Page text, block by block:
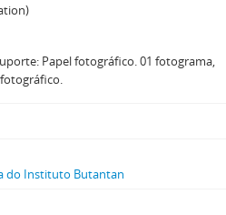
Papel fotográfico. 01 fotograma,
do Instituto Butantan